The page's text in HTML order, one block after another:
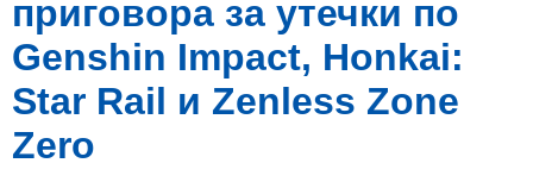
приговора за утечки по
Genshin Impact, Honkai:
Star Rail и Zenless Zone
Zero